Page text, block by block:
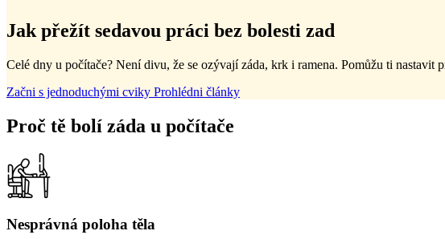
Jak přežít sedavou práci bez bolesti zad
Celé dny u počítače? Není divu, že se ozývají záda, krk i ramena. Pomůžu ti nastavit
Začni s jednoduchými cviky Prohlédni články
Proč tě bolí záda u počítače
Nesprávná poloha těla